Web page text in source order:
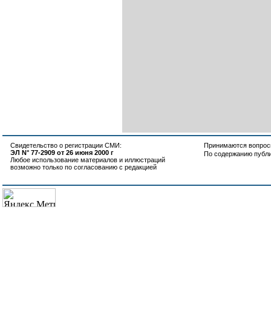
Свидетельство о регистрации СМИ:
ЭЛ N° 77-2909 от 26 июня 2000 г
Любое использование материалов и иллюстраций
возможно только по согласованию с редакцией
Принимаются
По содержанию